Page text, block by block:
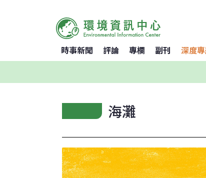
時事新聞 評論 專欄 副刊 深度
海灘